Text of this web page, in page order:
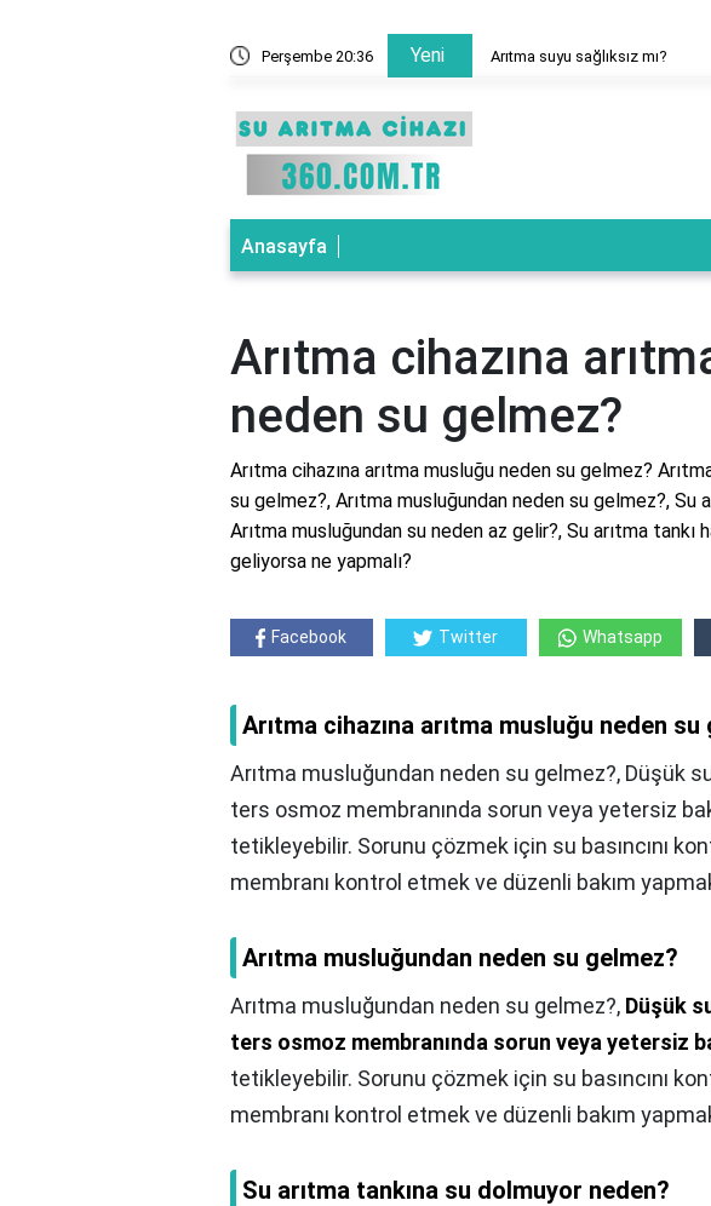
Perşembe 20:36 Yeni Arıtma suyu sağlıksız mı?
Anasayfa
Arıtma cihazına
neden su gelmez?
Arıtma cihazına arıtma musluğu neden su gelmez?
su gelmez?, Arıtma musluğundan neden su gelmez?, Su
Arıtma musluğundan su neden az gelir?, Su arıtma tankı
geliyorsa ne yapmalı?
Facebook Twitter Whatsapp
Arıtma cihazına arıtma musluğu neden su
Arıtma musluğundan neden su gelmez?, Düşük su
ters osmoz membranında sorun veya yetersiz
tetikleyebilir. Sorunu çözmek için su basıncını
membranı kontrol etmek ve düzenli bakım
Arıtma musluğundan neden su gelmez?
Arıtma musluğundan neden su gelmez?, Düşük
ters osmoz membranında sorun veya yetersiz
tetikleyebilir. Sorunu çözmek için su basıncını
membranı kontrol etmek ve düzenli bakım
Su arıtma tankına su dolmuyor neden?